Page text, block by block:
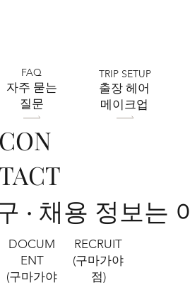
CON
TACT
· 채용 정보는
DOCUM
ENT
(구마가야
RECRUIT
(구마가야
점)
FAQ
자주 묻는
질문
TRIP SETUP
출장 헤어
메이크업